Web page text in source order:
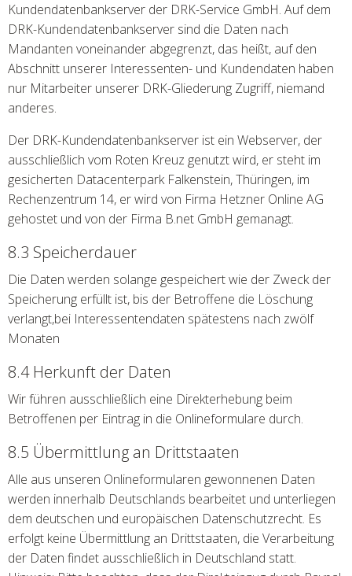
Kundendatenbankserver der DRK-Service GmbH. Auf dem
DRK-Kundendatenbankserver sind die Daten nach
Mandanten voneinander abgegrenzt, das heißt, auf den
Abschnitt unserer Interessenten- und Kundendaten haben
nur Mitarbeiter unserer DRK-Gliederung Zugriff, niemand
anderes.
Der DRK-Kundendatenbankserver ist ein Webserver, der
ausschließlich vom Roten Kreuz genutzt wird, er steht im
gesicherten Datacenterpark Falkenstein, Thüringen, im
Rechenzentrum 14, er wird von Firma Hetzner Online AG
gehostet und von der Firma B.net GmbH gemanagt.
8.3 Speicherdauer
Die Daten werden solange gespeichert wie der Zweck der
Speicherung erfüllt ist, bis der Betroffene die Löschung
verlangt,bei Interessentendaten spätestens nach zwölf
Monaten
8.4 Herkunft der Daten
Wir führen ausschließlich eine Direkterhebung beim
Betroffenen per Eintrag in die Onlineformulare durch.
8.5 Übermittlung an Drittstaaten
Alle aus unseren Onlineformularen gewonnenen Daten
werden innerhalb Deutschlands bearbeitet und unterliegen
dem deutschen und europäischen Datenschutzrecht. Es
erfolgt keine Übermittlung an Drittstaaten, die Verarbeitung
der Daten findet ausschließlich in Deutschland statt.